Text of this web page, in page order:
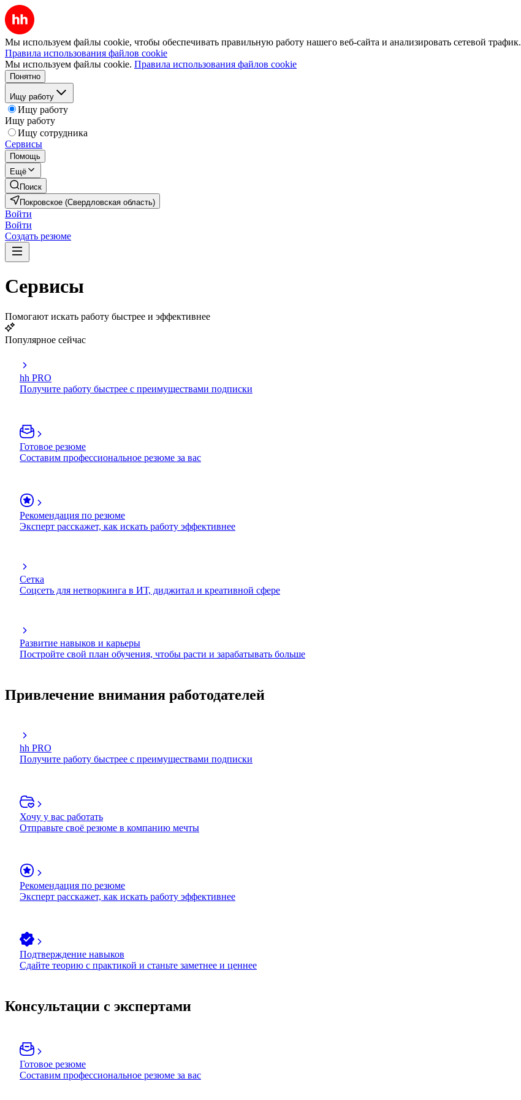
Мы используем файлы cookie, чтобы обеспечивать правильную работу нашего веб-сайта и анализировать сетевой трафик.
Правила использования файлов cookie
Мы используем файлы cookie. Правила использования файлов cookie
Понятно
Ищу работу
Ищу работу
Ищу работу
Ищу сотрудника
Сервисы
Помощь
Ещё
Поиск
Покровское (Свердловская область)
Войти
Войти
Создать резюме
Сервисы
Помогают искать работу быстрее и эффективнее
Популярное сейчас
hh PRO
Получите работу быстрее с преимуществами подписки
Готовое резюме
Составим профессиональное резюме за вас
Рекомендация по резюме
Эксперт расскажет, как искать работу эффективнее
Сетка
Соцсеть для нетворкинга в ИТ, диджитал и креативной сфере
Развитие навыков и карьеры
Постройте свой план обучения, чтобы расти и зарабатывать больше
Привлечение внимания работодателей
hh PRO
Получите работу быстрее с преимуществами подписки
Хочу у вас работать
Отправьте своё резюме в компанию мечты
Рекомендация по резюме
Эксперт расскажет, как искать работу эффективнее
Подтверждение навыков
Сдайте теорию с практикой и станьте заметнее и ценнее
Консультации с экспертами
Готовое резюме
Составим профессиональное резюме за вас